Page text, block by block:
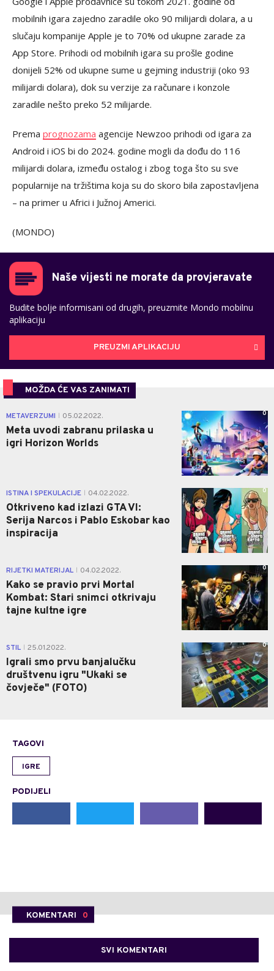
mobilnih igara zajedno zaradile oko 90 milijardi dolara, a u
slučaju kompanije Apple je to 70% od ukupne zarade za
App Store. Prihodi od mobilnih igara su prošle godine
donijeli 52% od ukupne sume u gejming industriji (oko 93
milijardi dolara), dok su verzije za računare i konzole
zaradile nešto preko 52 milijarde.
Prema prognozama agencije Newzoo prihodi od igara za
Android i iOS bi do 2024. godine mogli da dođu do 116
milijardi dolara, između ostalog i zbog toga što su sve
popularnije na tržištima koja su do skoro bila zapostavljena
– na primer u Africi i Južnoj Americi.
(MONDO)
Naše vijesti ne morate da provjeravate
Budite bolje informisani od drugih, preuzmite Mondo mobilnu
aplikaciju
PREUZMI APLIKACIJU
MOŽDA ĆE VAS ZANIMATI
METAVERZUMI 05.02.2022.
Meta uvodi zabranu prilaska u
igri Horizon Worlds
0
ISTINA I SPEKULACIJE 04.02.2022.
Otkriveno kad izlazi GTA VI:
Serija Narcos i Pablo Eskobar kao
inspiracija
0
RIJETKI MATERIJAL 04.02.2022.
Kako se pravio prvi Mortal
Kombat: Stari snimci otkrivaju
tajne kultne igre
0
STIL 25.01.2022.
Igrali smo prvu banjalučku
društvenu igru "Ukaki se
čovječe" (FOTO)
0
TAGOVI
IGRE
PODIJELI
KOMENTARI 0
SVI KOMENTARI